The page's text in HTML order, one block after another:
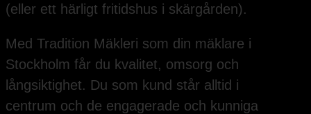
(eller ett härligt fritidshus i skärgården).
Med Tradition Mäkleri som din mäklare i
Stockholm får du kvalitet, omsorg och
långsiktighet. Du som kund står alltid i
centrum och de engagerade och kunniga